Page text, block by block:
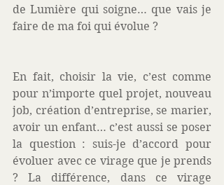
de Lumière qui soigne… que vais je
faire de ma foi qui évolue ?
En fait, choisir la vie, c’est comme
pour n’importe quel projet, nouveau
job, création d’entreprise, se marier,
avoir un enfant… c’est aussi se poser
la question : suis-je d’accord pour
évoluer avec ce virage que je prends
? La différence, dans ce virage